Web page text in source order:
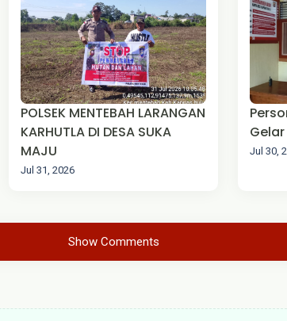
POLSEK MENTEBAH LARANGAN
KARHUTLA DI DESA SUKA
MAJU‎
Jul 31, 2026
Jul 30,
Show Comments